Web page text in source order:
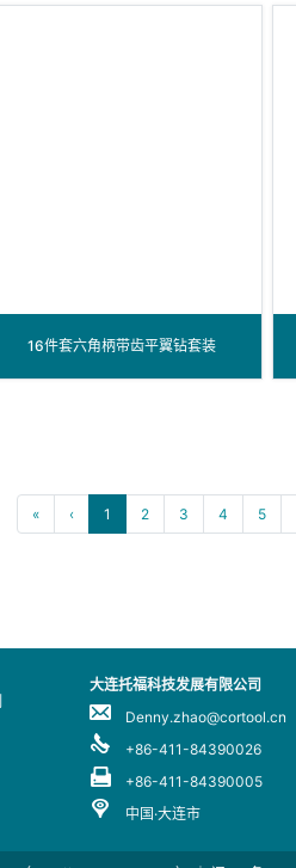
16件套六角柄带齿平翼钻套装
« ‹ 1 2 3 4 5
大连托福科技发展有限公司
Denny.zhao@cortool.cn
+86-411-84390026
+86-411-84390005
中国·大连市